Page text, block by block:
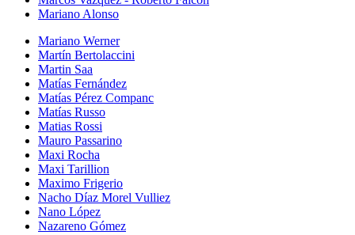
Mariano Alonso
Mariano Werner
Martín Bertolaccini
Martin Saa
Matías Fernández
Matías Pérez Companc
Matías Russo
Matias Rossi
Mauro Passarino
Maxi Rocha
Maxi Tarillion
Maximo Frigerio
Nacho Díaz Morel Vulliez
Nano López
Nazareno Gómez